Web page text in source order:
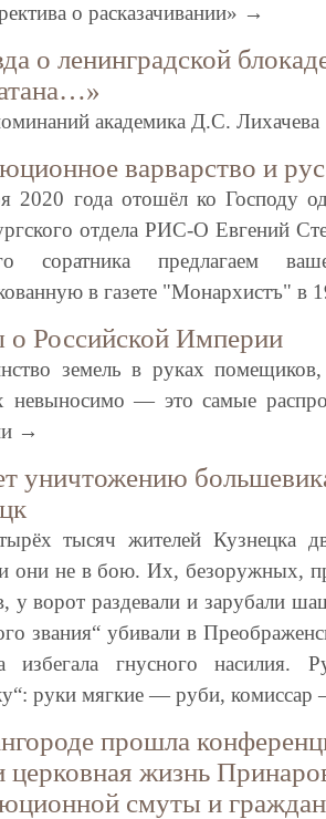
о расказачивании» →
о ленинградской
академика Д.С.
варварство и
2020 года отошёл ко Господу
отдела РИС-О Евгений
соратника предлагаем
в газете "Монархистъ" в
Российской Империи
земель в руках
невыносимо — это самые
→
уничтожению
тысяч жителей Кузнецка
они не в бою. Их, безоружных,
у ворот раздевали и зарубали
звания“ убивали в
избегала гнусного насилия.
руки мягкие — руби,
прошла
церковная жизнь
смуты и